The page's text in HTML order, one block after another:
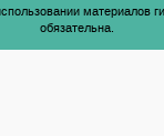
материалов
обязательна.